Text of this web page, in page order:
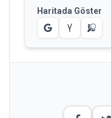
Haritada Göster